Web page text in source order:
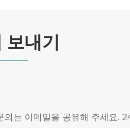
보내기
의는 이메일을 공유해 주세요.